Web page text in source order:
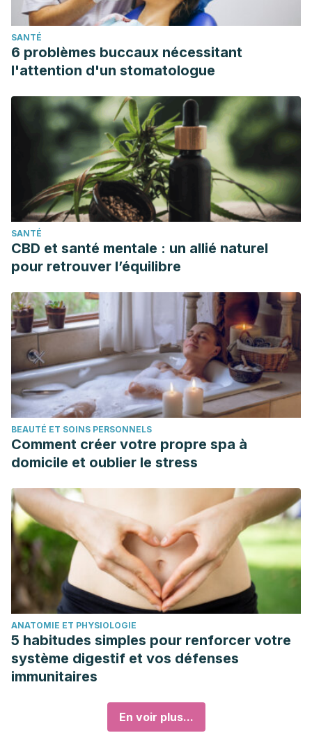
SANTÉ
6 problèmes buccaux nécessitant
l'attention d'un stomatologue
SANTÉ
CBD et santé mentale : un allié naturel
pour retrouver l’équilibre
BEAUTÉ ET SOINS PERSONNELS
Comment créer votre propre spa à
domicile et oublier le stress
ANATOMIE ET PHYSIOLOGIE
5 habitudes simples pour renforcer votre
système digestif et vos défenses
immunitaires
En voir plus...